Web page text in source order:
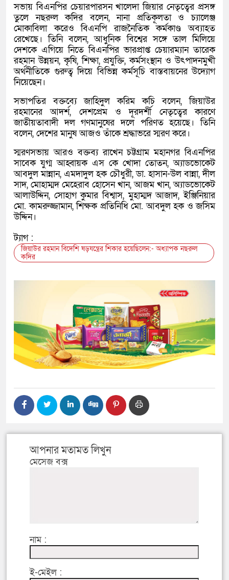
সভায় বিএনপির চেয়ারপারসন খালেদা জিয়ার নেতৃত্বের প্রসঙ্গ
তুলে নছরুল কদির বলেন, নানা প্রতিকূলতা ও চ্যালেঞ্জ
মোকাবিলা করেও বিএনপি রাজনৈতিক কর্মকাণ্ড অব্যাহত
রেখেছে। তিনি বলেন, আধুনিক বিশ্বের সঙ্গে তাল মিলিয়ে
দেশকে এগিয়ে নিতে বিএনপির ভারপ্রাপ্ত চেয়ারম্যান তারেক
রহমান উন্নয়ন, কৃষি, শিক্ষা, প্রযুক্তি, কর্মসংস্থান ও উৎপাদনমুখী
অর্থনীতিকে গুরুত্ব দিয়ে বিভিন্ন কর্মসূচি বাস্তবায়নের উদ্যোগ
নিয়েছেন।
সভাপতির বক্তব্যে জাহিদুল করিম কচি বলেন, জিয়াউর
রহমানের আদর্শ, দেশপ্রেম ও দূরদর্শী নেতৃত্বের কারণে
জাতীয়তাবাদী দল গণমানুষের দলে পরিণত হয়েছে। তিনি
বলেন, দেশের মানুষ আজও তাঁকে শ্রদ্ধাভরে স্মরণ করে।
স্মরণসভায় আরও বক্তব্য রাখেন চট্টগ্রাম মহানগর বিএনপির
সাবেক যুগ্ম আহ্বায়ক এস কে খোদা তোতন, অ্যাডভোকেট
আবদুল মান্নান, এমদাদুল হক চৌধুরী, ডা. হাসান-উল বান্না, দীল
সাদ, মোহাম্মদ মেহেরাব হোসেন খান, আজম খান, অ্যাডভোকেট
আলাউদ্দিন, সোহাগ কুমার বিশ্বাস, মুহাম্মদ আজাদ, ইঞ্জিনিয়ার
মো. কামরুজ্জামান, শিক্ষক প্রতিনিধি মো. আবদুল হক ও জসিম
উদ্দিন।
ট্যাগ :
জিয়াউর রহমান বিদেশি ষড়যন্ত্রের শিকার হয়েছিলেন:- অধ্যাপক নছরুল
কদির
আপনার মতামত লিখুন
মেসেজ বক্স
নাম :
ই-মেইল :